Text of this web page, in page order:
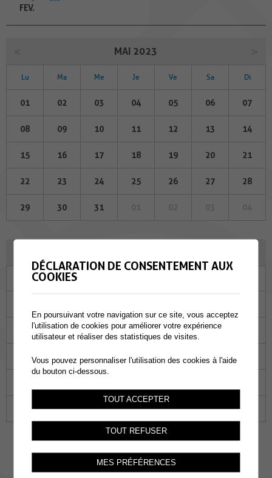
FEV.
MAI 2023
Lu Ma Me Je Ve Sa Di
01 02 03 04 05 06 07
08 09 10 11 12 13 14
15 16 17 18 19 20 21
22 23 24 25 26 27 28
29 30 31
Ma
06 07 08 09 10
15 16 17
27 28 29 30 01
DÉCLARATION DE CONSENTEMENT AUX
COOKIES
En poursuivant votre navigation sur ce site, vous acceptez
l'utilisation de cookies pour améliorer votre expérience
utilisateur et réaliser des statistiques de visites.
Vous pouvez personnaliser l'utilisation des cookies à l'aide
du bouton ci-dessous.
TOUT ACCEPTER
TOUT REFUSER
MES PRÉFÉRENCES